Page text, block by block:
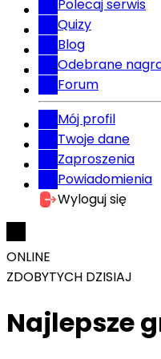
Polecaj serwis
Quizy
Blog
Odebrane
Forum
Mój profil
Twoje dane
Zaproszenia
Powiadomienia
Wyloguj się
ONLINE
ZDOBYTYCH DZISIAJ
Najlepsze